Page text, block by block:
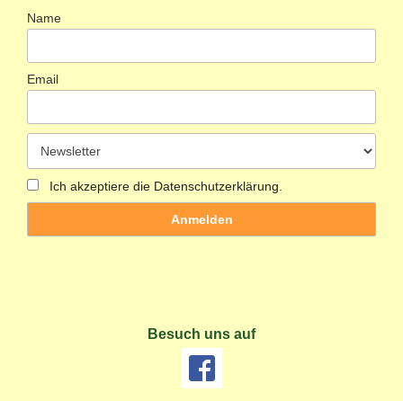
Name
Email
Ich akzeptiere die Datenschutzerklärung.
Besuch uns auf